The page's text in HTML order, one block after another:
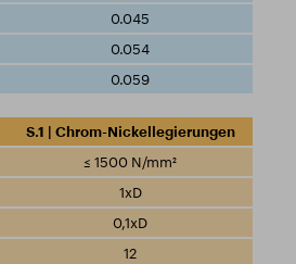
0.045
0.054
0.059
S.1 | Chrom-Nickellegierungen
≤ 1500 N/mm²
1xD
0,1xD
12